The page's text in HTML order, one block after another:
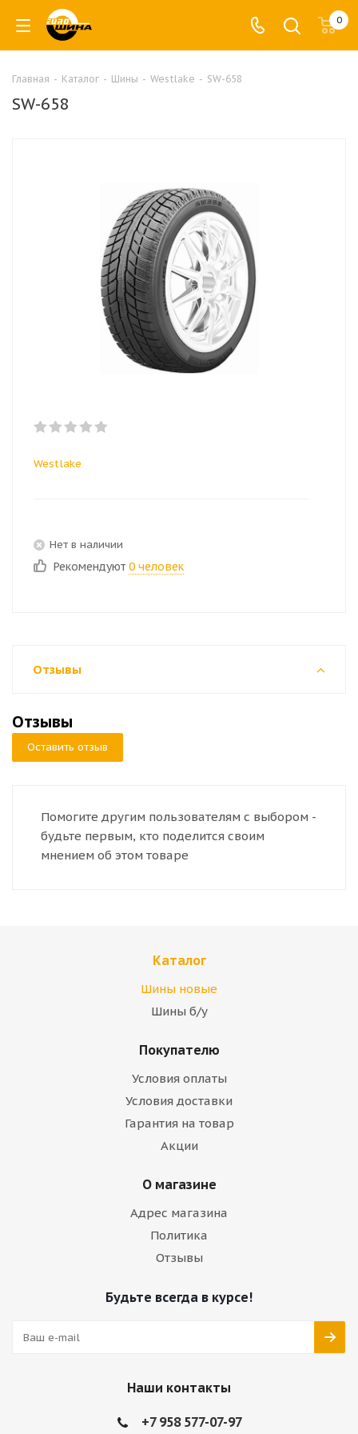
0
Главная - Каталог - Шины - Westlake - SW-658
SW-658
Westlake
Нет в наличии
Рекомендуют 0 человек
Отзывы
Отзывы
Оставить отзыв
Помогите другим пользователям с выбором -
будьте первым, кто поделится своим
мнением об этом товаре
Каталог
Шины новые
Шины б/у
Покупателю
Условия оплаты
Условия доставки
Гарантия на товар
Акции
О магазине
Адрес магазина
Политика
Отзывы
Будьте всегда в курсе!
Наши контакты
+7 958 577-07-97